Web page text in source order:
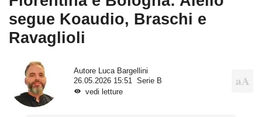
segue Koaudio, Braschi e
Ravaglioli
Autore Luca Bargellini
26.05.2026 15:51
Serie B
vedi letture